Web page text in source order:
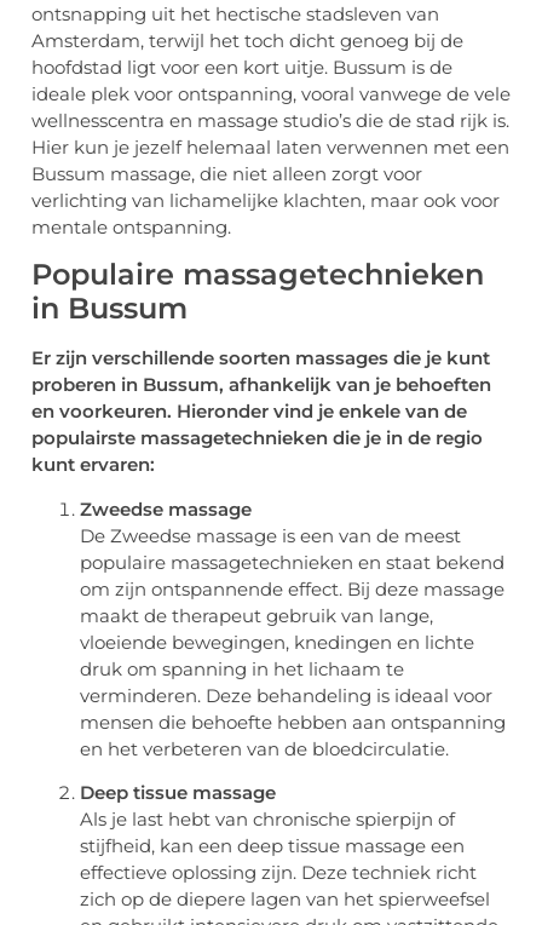
ontsnapping uit het hectische stadsleven van
Amsterdam, terwijl het toch dicht genoeg bij de
hoofdstad ligt voor een kort uitje. Bussum is de
ideale plek voor ontspanning, vooral vanwege de vele
wellnesscentra en massage studio’s die de stad rijk is.
Hier kun je jezelf helemaal laten verwennen met een
Bussum massage, die niet alleen zorgt voor
verlichting van lichamelijke klachten, maar ook voor
mentale ontspanning.
Populaire massagetechnieken
in Bussum
Er zijn verschillende soorten massages die je kunt
proberen in Bussum, afhankelijk van je behoeften
en voorkeuren. Hieronder vind je enkele van de
populairste massagetechnieken die je in de regio
kunt ervaren:
Zweedse massage
De Zweedse massage is een van de meest
populaire massagetechnieken en staat bekend
om zijn ontspannende effect. Bij deze massage
maakt de therapeut gebruik van lange,
vloeiende bewegingen, knedingen en lichte
druk om spanning in het lichaam te
verminderen. Deze behandeling is ideaal voor
mensen die behoefte hebben aan ontspanning
en het verbeteren van de bloedcirculatie.
Deep tissue massage
Als je last hebt van chronische spierpijn of
stijfheid, kan een deep tissue massage een
effectieve oplossing zijn. Deze techniek richt
zich op de diepere lagen van het spierweefsel